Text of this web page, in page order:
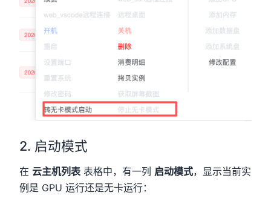
2. 启动模式
在 云主机列表表格中，有一列 启动模式，显示当前实
例是 GPU 运行还是无卡运行：